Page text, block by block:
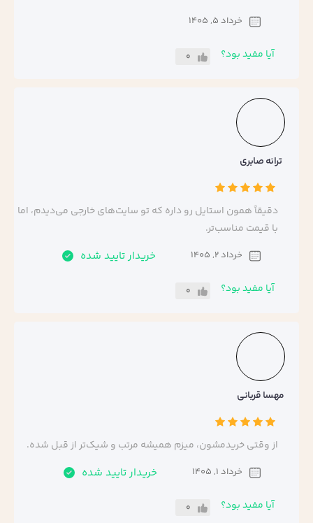
خرداد 5, 1405
آیا مفید بود؟ 0
ترانه صابری
دقیقاً همون استایل رو داره که تو سایت‌های خارجی می‌دیدم، اما
با قیمت مناسب‌تر.
خرداد 2, 1405 خریدار تایید شده
آیا مفید بود؟ 0
مهسا قربانی
از وقتی خریدمشون، میزم همیشه مرتب و شیک‌تر از قبل شده.
خرداد 1, 1405 خریدار تایید شده
آیا مفید بود؟ 0